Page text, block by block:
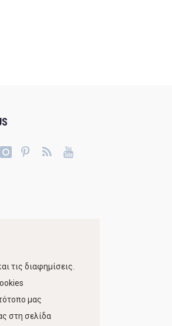
τις διαφημίσεις.
μας
στη σελίδα